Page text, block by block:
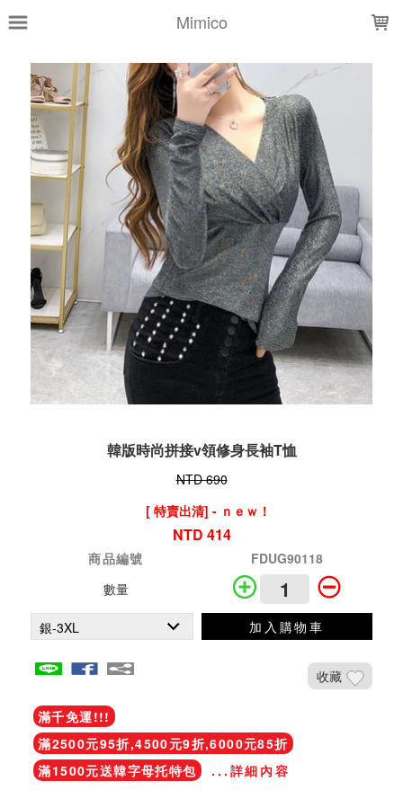
Mimico
韓版時尚拼接v領修身長袖T恤
NTD 690
[ 特賣出清] - ｎｅｗ！
NTD 414
商品編號
FDUG90118
數量
加入購物車
收藏
滿千免運!!!
滿2500元95折,4500元9折,6000元85折
滿1500元送韓字母托特包
...詳細內容